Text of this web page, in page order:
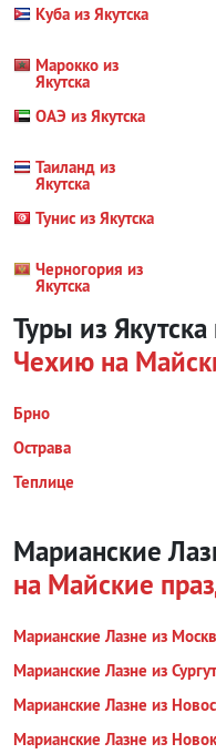
Куба из Якутска
Марокко из
Якутска
ОАЭ из Якутска
Таиланд из
Якутска
Тунис из Якутска
Черногория из
Якутска
Туры из
Чехию на
Брно
Острава
Теплице
Марианские
на Майские
Марианские Лазне из
Марианские Лазне из
Марианские Лазне из
Марианские Лазне из